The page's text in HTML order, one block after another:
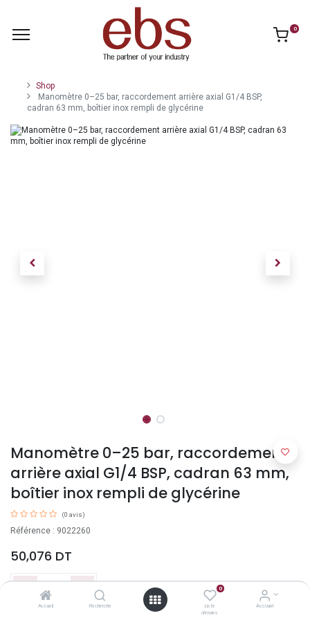
Accueil Recherche
0
Liste
d'envies
Account
0
Shop
Manomètre 0–25 bar, raccordement arrière axial G1/4 BSP,
cadran 63 mm, boîtier inox rempli de glycérine
Manomètre 0–25 bar, raccordement
arrière axial G1/4 BSP, cadran 63 mm,
boîtier inox rempli de glycérine
(0 avis)
Référence : 9022260
50,076 DT